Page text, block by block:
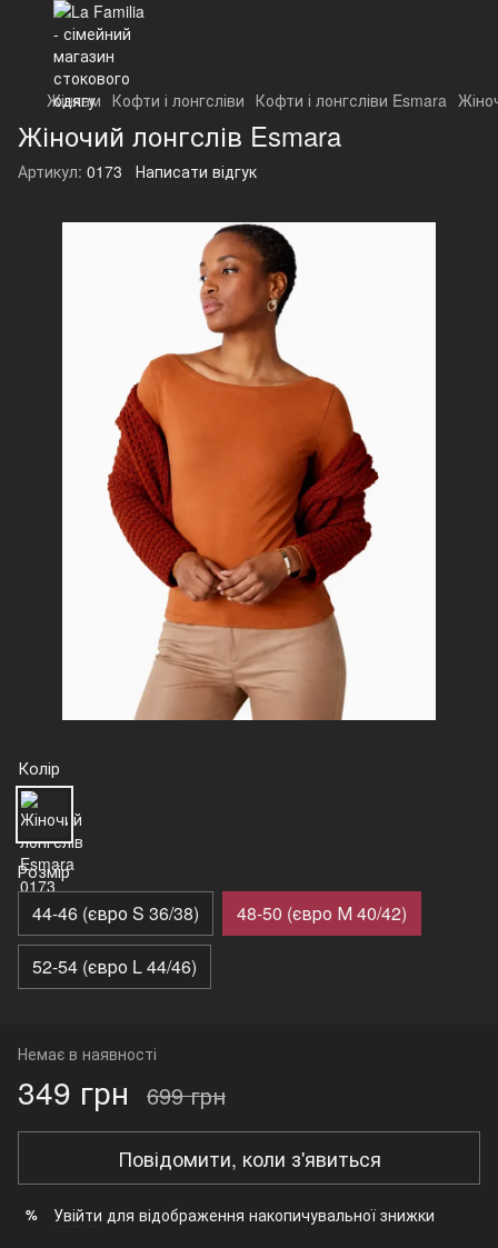
Жінкам Кофти і лонгсліви Кофти і лонгсліви Esmara
Жіночий лонгслів Esmara
Артикул: 0173 Написати відгук
Колір
Розмір
44-46 (євро S 36/38) 48-50 (євро М 40/42)
52-54 (євро L 44/46)
Немає в наявності
349 грн 699 грн
Повідомити, коли з'явиться
% Увійти для відображення накопичувальної знижки